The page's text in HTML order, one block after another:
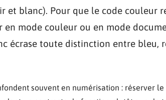
et blanc). Pour que le code couleur
en mode couleur ou en mode
écrase toute distinction entre bleu,
souvent en numérisation : réserver